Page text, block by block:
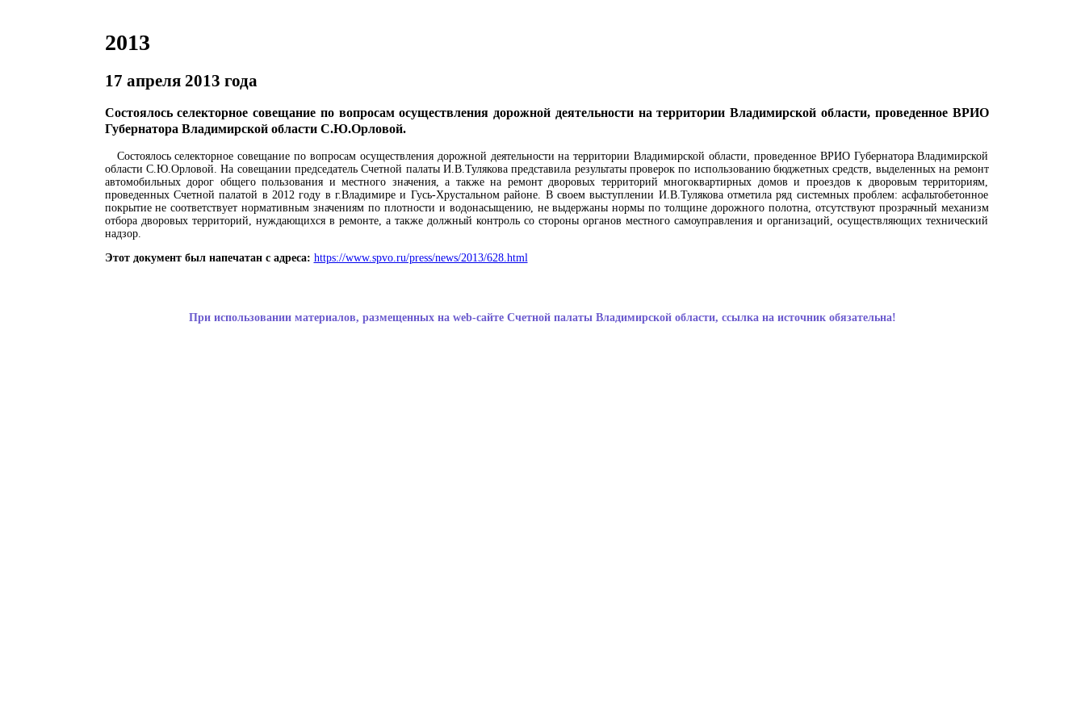
2013
17 апреля 2013 года
Состоялось селекторное совещание по вопросам осуществления дорожной деятельности на территории Владимирской области, проведенное ВРИО
Губернатора Владимирской области С.Ю.Орловой.
Состоялось селекторное совещание по вопросам осуществления дорожной деятельности на территории Владимирской области, проведенное ВРИО Губернатора Владимирской
области С.Ю.Орловой. На совещании председатель Счетной палаты И.В.Тулякова представила результаты проверок по использованию бюджетных средств, выделенных на ремонт
автомобильных дорог общего пользования и местного значения, а также на ремонт дворовых территорий многоквартирных домов и проездов к дворовым территориям,
проведенных Счетной палатой в 2012 году в г.Владимире и Гусь-Хрустальном районе. В своем выступлении И.В.Тулякова отметила ряд системных проблем: асфальтобетонное
покрытие не соответствует нормативным значениям по плотности и водонасыщению, не выдержаны нормы по толщине дорожного полотна, отсутствуют прозрачный механизм
отбора дворовых территорий, нуждающихся в ремонте, а также должный контроль со стороны органов местного самоуправления и организаций, осуществляющих технический
надзор.
Этот документ был напечатан с адреса: https://www.spvo.ru/press/news/2013/628.html
При использовании материалов, размещенных на web-сайте Счетной палаты Владимирской области, ссылка на источник обязательна!